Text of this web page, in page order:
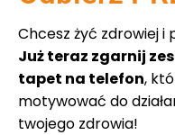
Chcesz żyć zdrowiej i
Już teraz zgarnij
tapet na telefon,
motywować do
twojego zdrowia!